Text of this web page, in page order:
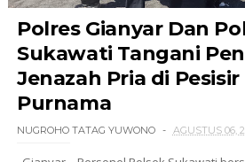
Polres Gianyar Dan
Sukawati Tangani
Jenazah Pria di
Purnama
NUGROHO TATAG YUWONO AGUSTUS 06,